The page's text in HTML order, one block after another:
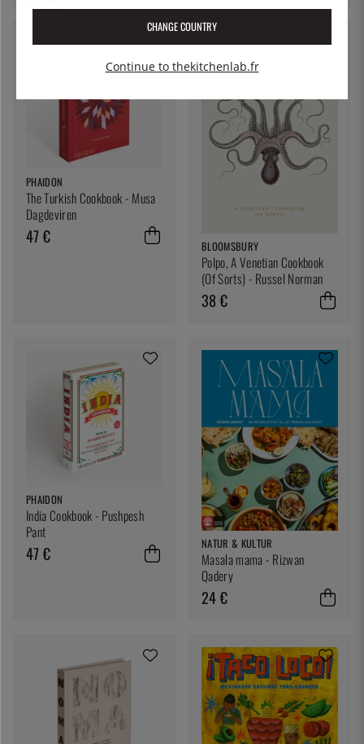
PHAIDON
The Turkish Cookbook - Musa
Dagdeviren
47 € BLOOMSBURY
Polpo, A Venetian Cookbook
(Of Sorts) - Russel Norman
38 €
PHAIDON
India Cookbook - Pushpesh
Pant
47 € NATUR & KULTUR
Masala mama - Rizwan
Qadery
24 €
CHANGE COUNTRY
Continue to thekitchenlab.fr